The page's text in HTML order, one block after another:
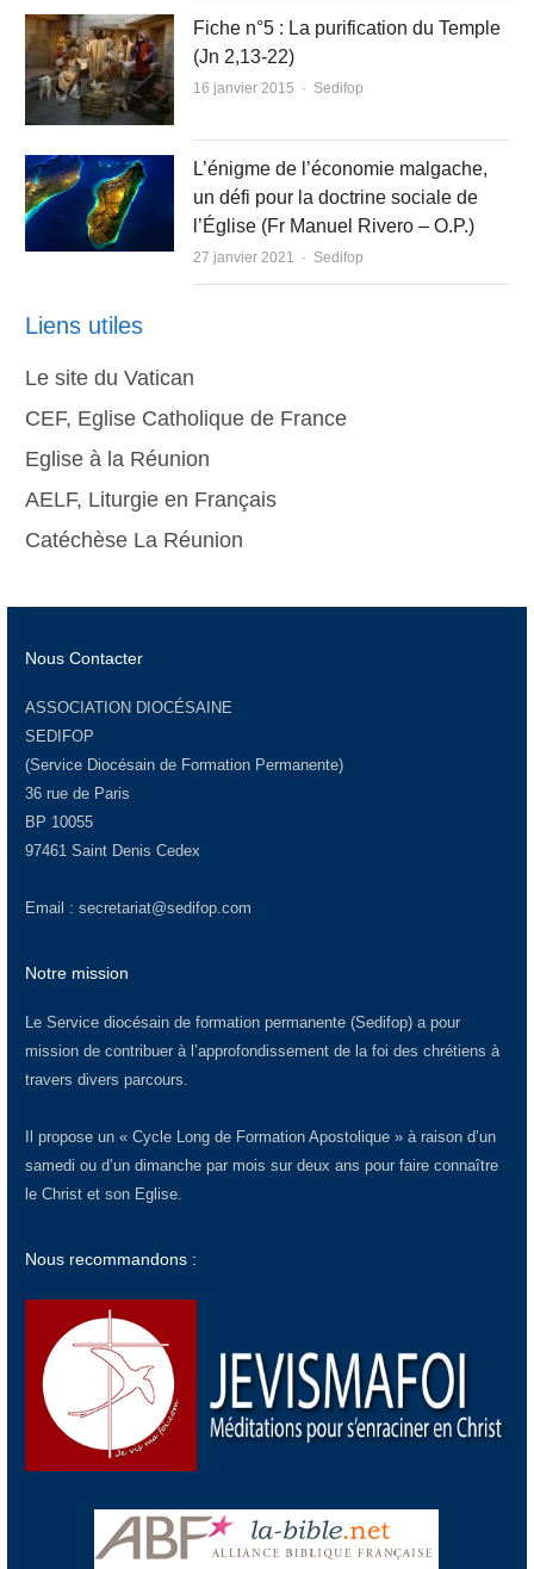
Fiche n°5 : La purification du Temple
(Jn 2,13-22)
16 janvier 2015 Author
Sedifop
L’énigme de l’économie malgache,
un défi pour la doctrine sociale de
l’Église (Fr Manuel Rivero – O.P.)
27 janvier 2021 Author
Sedifop
Liens utiles
Le site du Vatican
CEF, Eglise Catholique de France
Eglise à la Réunion
AELF, Liturgie en Français
Catéchèse La Réunion
Nous Contacter
ASSOCIATION DIOCÉSAINE
SEDIFOP
(Service Diocésain de Formation Permanente)
36 rue de Paris
BP 10055
97461 Saint Denis Cedex
Email : secretariat@sedifop.com
Notre mission
Le Service diocésain de formation permanente (Sedifop) a pour
mission de contribuer à l’approfondissement de la foi des chrétiens à
travers divers parcours.
Il propose un « Cycle Long de Formation Apostolique » à raison d’un
samedi ou d’un dimanche par mois sur deux ans pour faire connaître
le Christ et son Eglise.
Nous recommandons :